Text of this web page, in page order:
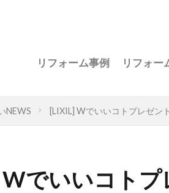
リフォーム事例 リフォー
NEWS [LIXIL] Wでいいコトプレゼン
でいいコトプ